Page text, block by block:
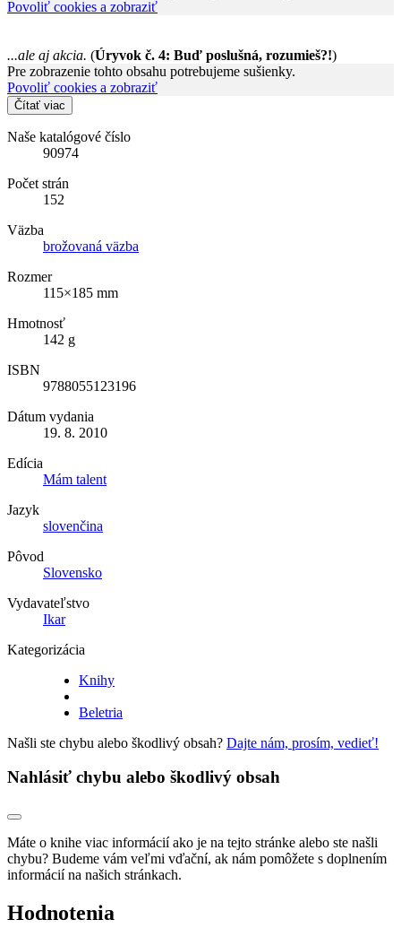
Povoliť cookies a zobraziť
...ale aj akcia. (Úryvok č. 4: Buď poslušná, rozumieš?!)
Pre zobrazenie tohto obsahu potrebujeme sušienky.
Povoliť cookies a zobraziť
Čítať viac
Naše katalógové číslo
90974
Počet strán
152
Väzba
brožovaná väzba
Rozmer
115×185 mm
Hmotnosť
142 g
ISBN
9788055123196
Dátum vydania
19. 8. 2010
Edícia
Mám talent
Jazyk
slovenčina
Pôvod
Slovensko
Vydavateľstvo
Ikar
Kategorizácia
Knihy
Beletria
Našli ste chybu alebo škodlivý obsah? Dajte nám, prosím, vedieť!
Nahlásiť chybu alebo škodlivý obsah
Máte o knihe viac informácií ako je na tejto stránke alebo ste našli
chybu? Budeme vám veľmi vďační, ak nám pomôžete s doplnením
informácií na našich stránkach.
Hodnotenia